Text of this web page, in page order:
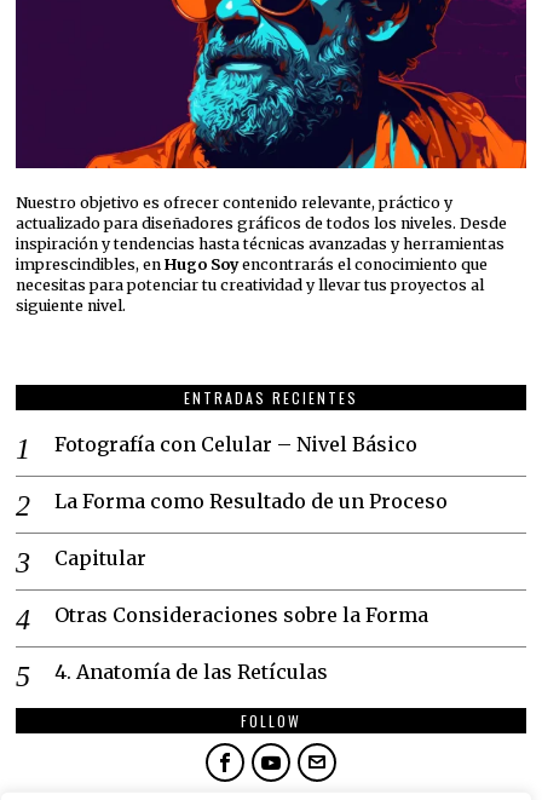
Nuestro objetivo es ofrecer contenido relevante, práctico y
actualizado para diseñadores gráficos de todos los niveles. Desde
inspiración y tendencias hasta técnicas avanzadas y herramientas
imprescindibles, enHugo Soyencontrarás el conocimiento que
necesitas para potenciar tu creatividad y llevar tus proyectos al
siguiente nivel.
ENTRADAS RECIENTES
Fotografía con Celular – Nivel Básico
La Forma como Resultado de un Proceso
Capitular
Otras Consideraciones sobre la Forma
4. Anatomía de las Retículas
FOLLOW